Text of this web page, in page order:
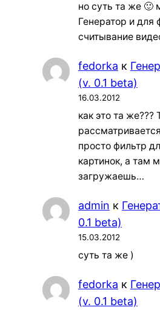
но суть та же 🙂
Генератор и для
считывание
fedorka к
(v. 0.1 beta)
16.03.2012
как это та же???
просто фильтр
картинок, а там
загружаешь…
admin к
0.1 beta)
15.03.2012
суть та же )
fedorka к
(v. 0.1 beta)